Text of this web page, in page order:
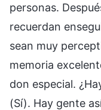
personas.
recuerdan
sean muy
memoria
don especial.
(Sí). Hay gente